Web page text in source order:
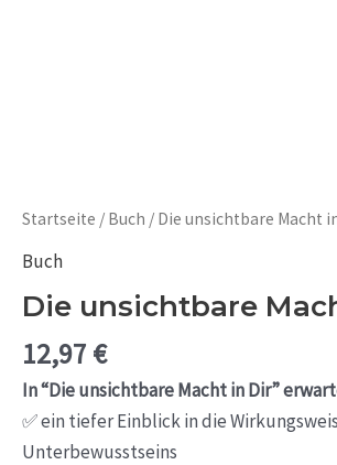
Startseite / Buch / Die unsichtbare Macht
Buch
Die unsichtbare
12,97 €
In “Die unsichtbare Macht in Dir”
✅ ein tiefer Einblick in die
Unterbewusstseins